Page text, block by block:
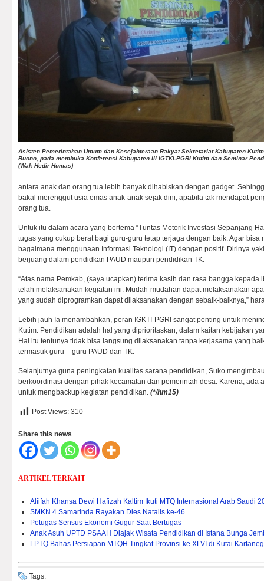
Asisten Pemerintahan Umum dan Kesejahteraan Rakyat Sekretariat Kabupaten
Buono, pada membuka Konferensi Kabupaten III IGTKI-PGRI Kutim dan Seminar
(Wak Hedir Humas)
antara anak dan orang tua lebih banyak dihabiskan dengan gadget.
bakal merenggut usia emas anak-anak sejak dini, apabila tak mendapat
orang tua.
Untuk itu dalam acara yang bertema “Tuntas Motorik Investasi Sepanjang
tugas yang cukup berat bagi guru-guru tetap terjaga dengan baik. Agar bisa
bagaimana menggunaan Informasi Teknologi (IT) dengan positif. Dirinya
berjuang dalam pendidkan PAUD maupun pendidikan TK.
“Atas nama Pemkab, (saya ucapkan) terima kasih dan rasa bangga kepada
telah melaksanakan kegiatan ini. Mudah-mudahan dapat melaksanakan
yang sudah diprogramkan dapat dilaksanakan dengan sebaik-baiknya,”
Lebih jauh Ia menambahkan, peran IGKTI-PGRI sangat penting untuk
Kutim. Pendidikan adalah hal yang diprioritaskan, dalam kaitan kebijakan
Hal itu tentunya tidak bisa langsung dilaksanakan tanpa kerjasama yang
termasuk guru – guru PAUD dan TK.
Selanjutnya guna peningkatan kualitas sarana pendidikan, Suko
berkoordinasi dengan pihak kecamatan dan pemerintah desa. Karena, ada
untuk mengbackup kegiatan pendidikan. (*/hm15)
Post Views: 310
Share this news
ARTIKEL TERKAIT
Aliifah Khansa Dewi Hafizah Kaltim Ikuti MTQ Internasional Arab Saudi
SMKN 4 Samarinda Rayakan Dies Natalis ke-46
Petugas Sensus Ekonomi Gugur Saat Bertugas
Anak Asuh UPTD PSAAH Diajak Wisata Pendidikan di Istana Bunga
LPTQ Bahas Persiapan MTQH Tingkat Provinsi ke XLVI di Kutai
Tags: